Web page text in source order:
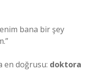
bana bir şey
en doğrusu: doktora